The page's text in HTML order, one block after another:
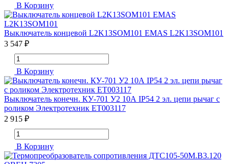
В Корзину
Выключатель концевой L2K13SOM101 EMAS L2K13SOM101
3 547 ₽
В Корзину
Выключатель конечн. КУ-701 У2 10А IP54 2 эл. цепи рычаг с
роликом Электротехник ET003117
2 915 ₽
В Корзину